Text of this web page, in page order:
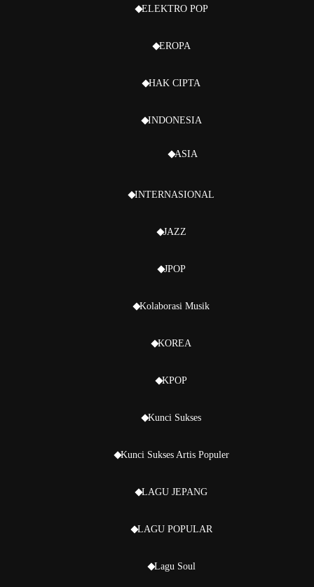
ELEKTRO POP
EROPA
HAK CIPTA
INDONESIA
ASIA
INTERNASIONAL
JAZZ
JPOP
Kolaborasi Musik
KOREA
KPOP
Kunci Sukses
Kunci Sukses Artis Populer
LAGU JEPANG
LAGU POPULAR
Lagu Soul